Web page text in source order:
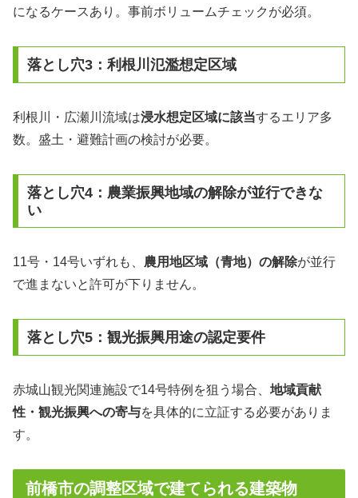
になるケースあり。事前ボリュームチェックが必須。
落とし穴3：利根川氾濫想定区域
利根川・広瀬川流域は浸水想定区域に該当するエリア多
数。盛土・避難計画の検討が必要。
落とし穴4：農業振興地域の解除が並行できな
い
11号・14号いずれも、 農用地区域（青地）の解除が並行
で進まないと許可が下りません。
落とし穴5：観光振興用途の認定要件
赤城山観光関連施設で14号特例を狙う場合、 地域貢献
性・観光振興への寄与を具体的に立証する必要がありま
す。
前橋市の調整区域で建てられる建築物